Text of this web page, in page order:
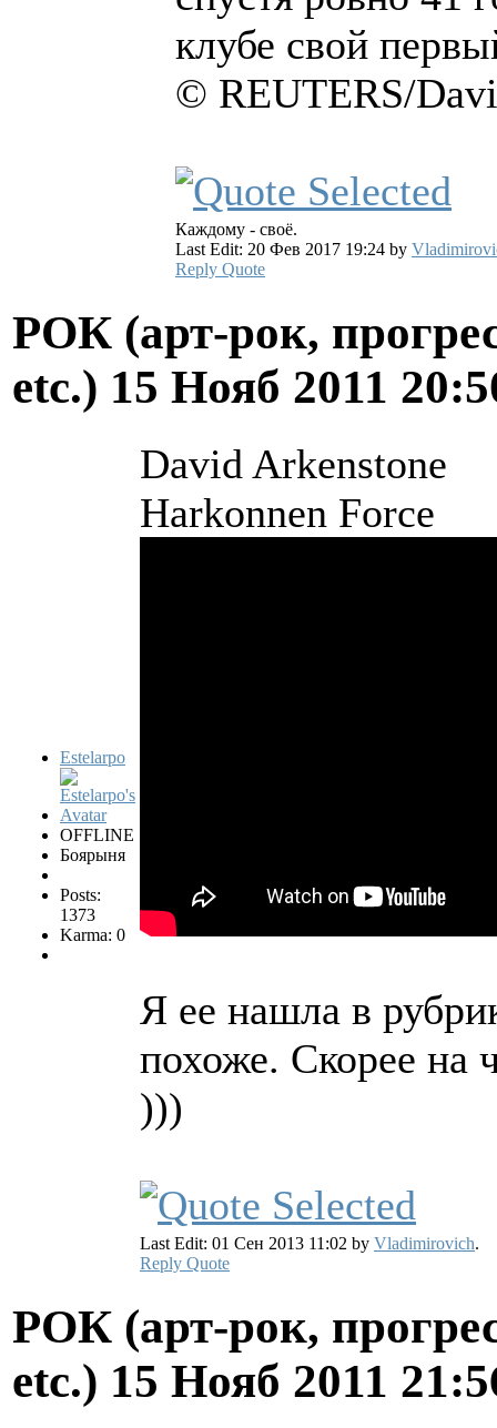
клубе свой
© REUTERS/
Каждому - своё.
Last Edit: 20 Фев 2017 19:24 by
Reply Quote
РОК (арт-рок,
etc.) 15 Нояб 2011
Estelarpo
OFFLINE
Боярыня
Posts:
1373
Karma: 0
David Arkenstone
Harkonnen Force
Я ее нашла в
похоже. Скорее на
)))
Last Edit: 01 Сен 2013 11:02 by Vladimirovich.
Reply Quote
РОК (арт-рок,
etc.) 15 Нояб 2011